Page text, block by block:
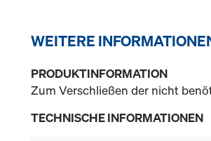
WEITERE
PRODUKTINFORMATION
Zum Verschließen der nicht
TECHNISCHE INFORMATIONEN